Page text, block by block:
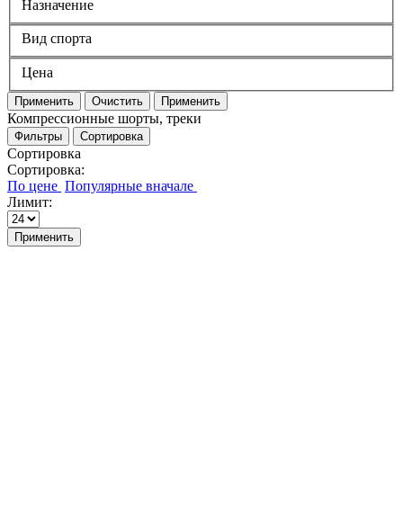
Назначение
Вид спорта
Цена
Применить Очистить Применить
Компрессионные шорты, треки
Фильтры Сортировка
Сортировка
Сортировка:
Лимит:
Применить